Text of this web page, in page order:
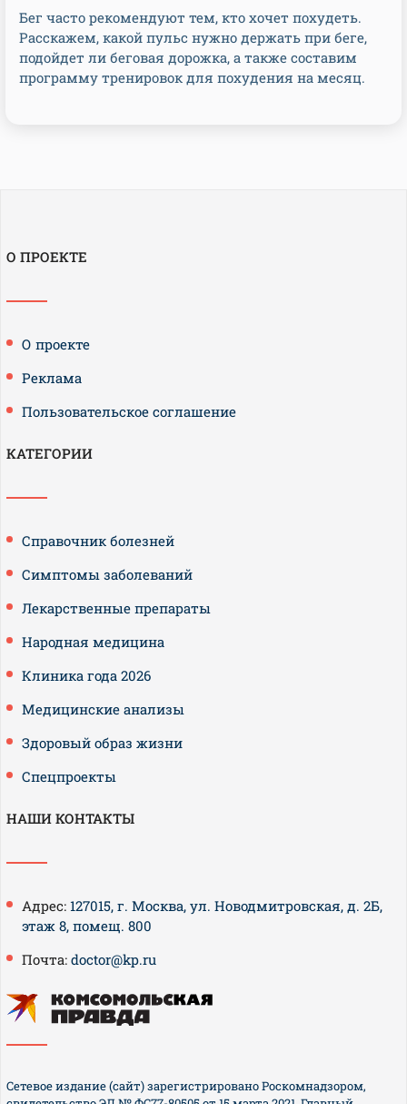
Бег часто рекомендуют тем, кто хочет похудеть.
Расскажем, какой пульс нужно держать при беге,
подойдет ли беговая дорожка, а также составим
программу тренировок для похудения на месяц.
О ПРОЕКТЕ
О проекте
Реклама
Пользовательское соглашение
КАТЕГОРИИ
Справочник болезней
Симптомы заболеваний
Лекарственные препараты
Народная медицина
Клиника года 2026
Медицинские анализы
Здоровый образ жизни
Спецпроекты
НАШИ КОНТАКТЫ
Адрес: 127015, г. Москва, ул. Новодмитровская, д. 2Б,
этаж 8, помещ. 800
Почта: doctor@kp.ru
Сетевое издание (сайт) зарегистрировано Роскомнадзором,